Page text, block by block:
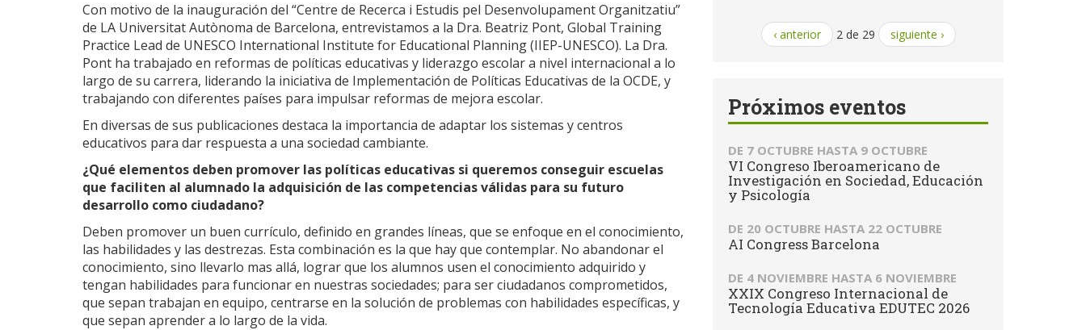
Con motivo de la inauguración del “Centre de Recerca i Estudis pel Desenvolupament Organitzatiu”
de LA Universitat Autònoma de Barcelona, entrevistamos a la Dra. Beatriz Pont, Global Training
Practice Lead de UNESCO International Institute for Educational Planning (IIEP-UNESCO). La Dra.
Pont ha trabajado en reformas de políticas educativas y liderazgo escolar a nivel internacional a lo
largo de su carrera, liderando la iniciativa de Implementación de Políticas Educativas de la OCDE, y
trabajando con diferentes países para impulsar reformas de mejora escolar.
En diversas de sus publicaciones destaca la importancia de adaptar los sistemas y centros
educativos para dar respuesta a una sociedad cambiante.
¿Qué elementos deben promover las políticas educativas si queremos conseguir escuelas
que faciliten al alumnado la adquisición de las competencias válidas para su futuro
desarrollo como ciudadano?
Deben promover un buen currículo, definido en grandes líneas, que se enfoque en el conocimiento,
las habilidades y las destrezas. Esta combinación es la que hay que contemplar. No abandonar el
conocimiento, sino llevarlo mas allá, lograr que los alumnos usen el conocimiento adquirido y
tengan habilidades para funcionar en nuestras sociedades; para ser ciudadanos comprometidos,
que sepan trabajan en equipo, centrarse en la solución de problemas con habilidades específicas, y
que sepan aprender a lo largo de la vida.
‹ anterior 2 de 29 siguiente ›
Próximos eventos
DE 7 OCTUBRE HASTA 9 OCTUBRE
VI Congreso Iberoamericano de
Investigación en Sociedad, Educación
y Psicología
DE 20 OCTUBRE HASTA 22 OCTUBRE
AI Congress Barcelona
DE 4 NOVIEMBRE HASTA 6 NOVIEMBRE
XXIX Congreso Internacional de
Tecnología Educativa EDUTEC 2026